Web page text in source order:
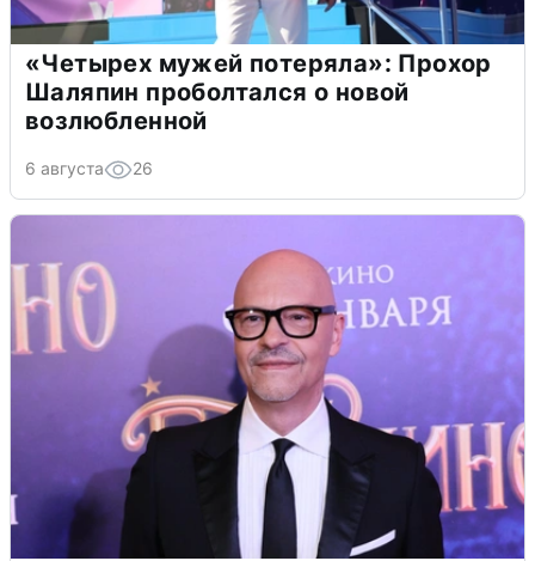
«Четырех мужей потеряла»: Прохор
Шаляпин проболтался о новой
возлюбленной
6 августа 26